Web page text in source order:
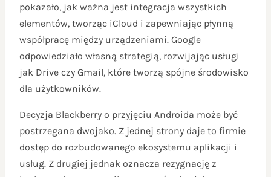
pokazało, jak ważna jest integracja wszystkich
elementów, tworząc iCloud i zapewniając płynną
współpracę między urządzeniami. Google
odpowiedziało własną strategią, rozwijając usługi
jak Drive czy Gmail, które tworzą spójne środowisko
dla użytkowników.
Decyzja Blackberry o przyjęciu Androida może być
postrzegana dwojako. Z jednej strony daje to firmie
dostęp do rozbudowanego ekosystemu aplikacji i
usług. Z drugiej jednak oznacza rezygnację z